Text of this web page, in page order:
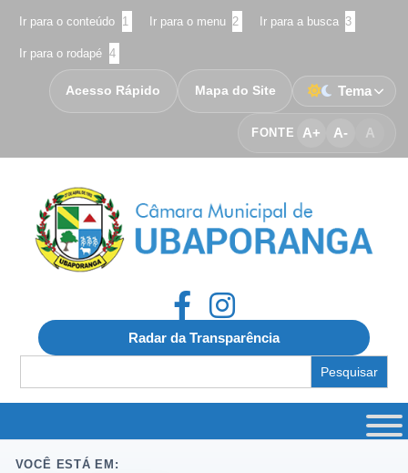
Ir para o conteúdo 1 Ir para o menu 2 Ir para a busca 3
Ir para o rodapé 4
FONTE A+ A- A
Acesso Rápido Mapa do Site Tema
Radar da Transparência
for:
VOCÊ ESTÁ EM: